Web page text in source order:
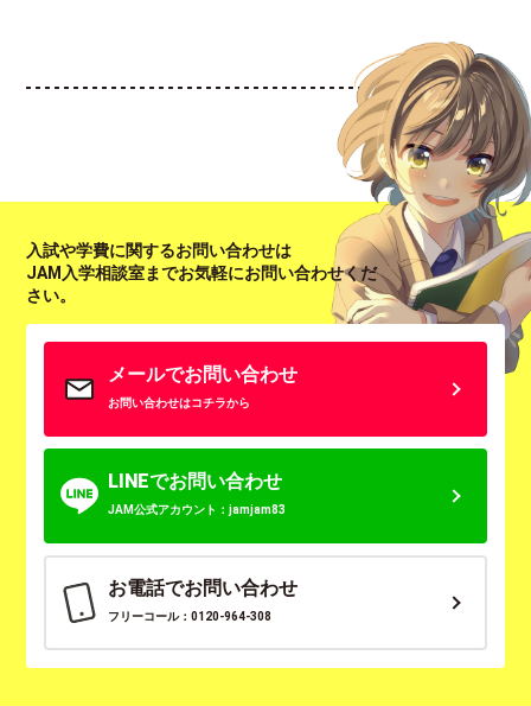
入試や学費に関するお問い合わせは
JAM入学相談室までお気軽にお問い合わせくだ
さい。
メールでお問い合わせ
お問い合わせはコチラから
LINEでお問い合わせ
JAM公式アカウント：jamjam83
お電話でお問い合わせ
フリーコール：0120-964-308